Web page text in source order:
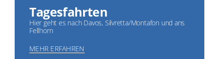
Tagesfahrten
Hier geht es nach Davos, Silvretta/Montafon und ans
Fellhorn
MEHR ERFAHREN